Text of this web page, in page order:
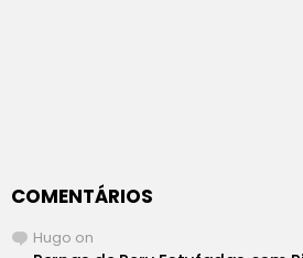
COMENTÁRIOS
Hugo on